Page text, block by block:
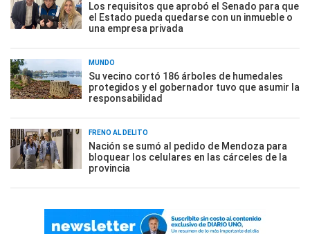
Los requisitos que aprobó el Senado para que
el Estado pueda quedarse con un inmueble o
una empresa privada
MUNDO
Su vecino cortó 186 árboles de humedales
protegidos y el gobernador tuvo que asumir la
responsabilidad
FRENO AL DELITO
Nación se sumó al pedido de Mendoza para
bloquear los celulares en las cárceles de la
provincia